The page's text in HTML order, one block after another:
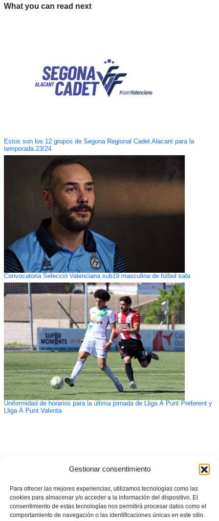
Gestionar consentimiento
Para ofrecer las mejores experiencias, utilizamos tecnologías como las
cookies para almacenar y/o acceder a la información del dispositivo. El
consentimiento de estas tecnologías nos permitirá procesar datos como el
comportamiento de navegación o las identificaciones únicas en este sitio.
What you can read next
Estos son los 12 grupos de Segona Regional Cadet Alacant para la
temporada 23/24
Convocatoria Selecció Valenciana sub19 masculina de fútbol sala
Uniformidad de horarios para la última jornada de Lliga À Punt Preferent y
Lliga À Punt Valenta